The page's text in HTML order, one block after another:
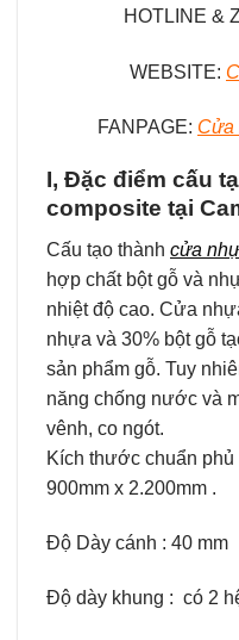
HOTLINE &
WEBSITE:
FANPAGE: Cửa
I, Đặc điểm cấu
composite tại
Cấu tạo thành cửa
hợp chất bột gỗ và
nhiệt độ cao. Cửa
nhựa và 30% bột gỗ
sản phẩm gỗ. Tuy
năng chống nước và
vênh, co ngót.
Kích thước chuẩn phủ
900mm x 2.200mm .
Độ Dày cánh : 40 mm
Độ dày khung : có 2